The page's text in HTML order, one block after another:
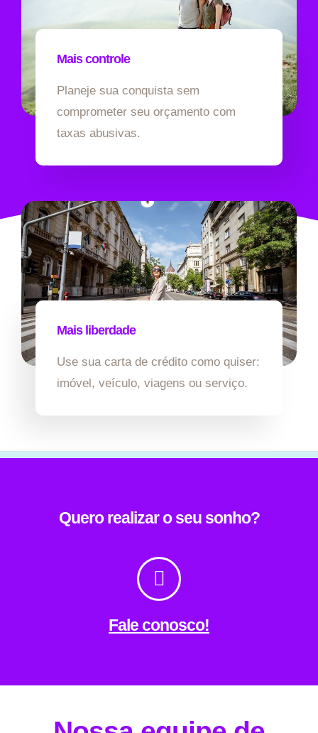
Mais controle
Planeje sua conquista sem
comprometer seu orçamento com
taxas abusivas.
Mais liberdade
Use sua carta de crédito como quiser:
imóvel, veículo, viagens ou serviço.
Quero realizar o seu sonho?
Fale conosco!